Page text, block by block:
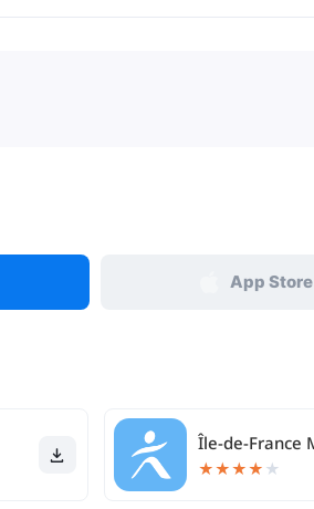
App Store
★★★★ ★